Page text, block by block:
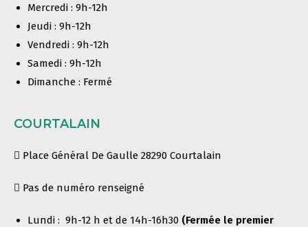
Mercredi : 9h-12h
Jeudi : 9h-12h
Vendredi : 9h-12h
Samedi : 9h-12h
Dimanche : Fermé
COURTALAIN
Place Général De Gaulle 28290 Courtalain
Pas de numéro renseigné
Lundi : 9h-12 h et de 14h-16h30 (Fermée le premier